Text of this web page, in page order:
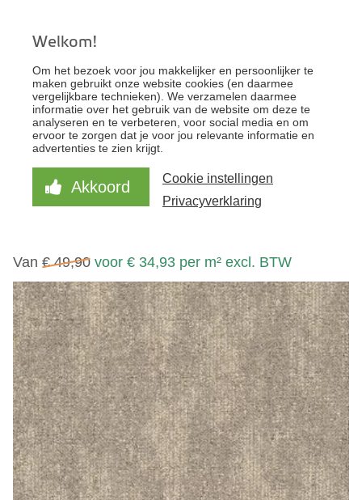
Welkom!
Om het bezoek voor jou makkelijker en persoonlijker te
maken gebruikt onze website cookies (en daarmee
vergelijkbare technieken). We verzamelen daarmee
informatie over het gebruik van de website om deze te
analyseren en te verbeteren, voor social media en om
ervoor te zorgen dat je voor jou relevante informatie en
advertenties te zien krijgt.
Akkoord
Cookie instellingen
Privacyverklaring
KantoorFloor - Uw specialist voor zakelijke
vloeren
STAAL BESTELLEN
ONLINE OFFERTE
MODULYSS IVY
Van € 49,90 voor € 34,93 per m² excl. BTW